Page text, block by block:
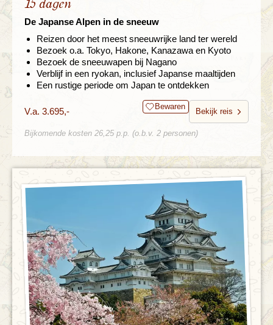
15 dagen
De Japanse Alpen in de sneeuw
Reizen door het meest sneeuwrijke land ter wereld
Bezoek o.a. Tokyo, Hakone, Kanazawa en Kyoto
Bezoek de sneeuwapen bij Nagano
Verblijf in een ryokan, inclusief Japanse maaltijden
Een rustige periode om Japan te ontdekken
V.a. 3.695,- Bewaren
Bekijk reis
Bijkomende kosten 26,25 p.p. (o.b.v. 2 personen)